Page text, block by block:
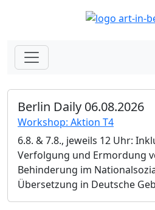
Berlin Daily 06.08.2026
Workshop: Aktion T4
6.8. & 7.8., jeweils 12 Uhr:
Verfolgung und Ermordung
Behinderung im
Übersetzung in Deutsche